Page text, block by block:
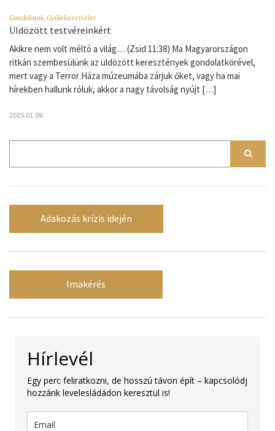
Gondolatok Gyülekezeti élet
Üldözött testvéreinkért
Akikre nem volt méltó a világ… (Zsid 11:38) Ma Magyarországon
ritkán szembesülünk az üldözött keresztények gondolatkörével,
mert vagy a Terror Háza múzeumába zárjuk őket, vagy ha mai
hírekben hallunk róluk, akkor a nagy távolság nyújt […]
2025.01.08.
Adakozás krízis idején
Imakérés
Hírlevél
Egy perc feliratkozni, de hosszú távon épít – kapcsolódj
hozzánk levelesládádon keresztül is!